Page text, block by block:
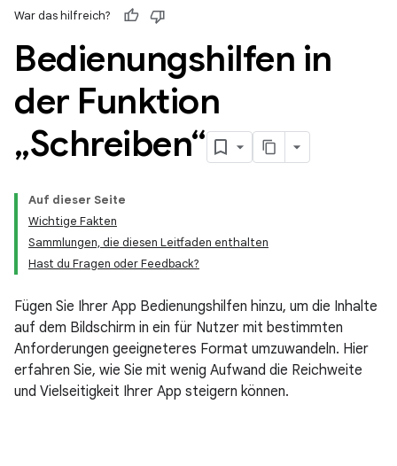
War das hilfreich?
Bedienungshilfen in
der Funktion
„Schreiben“
Auf dieser Seite
Wichtige Fakten
Sammlungen, die diesen Leitfaden enthalten
Hast du Fragen oder Feedback?
Fügen Sie Ihrer App Bedienungshilfen hinzu, um die Inhalte
auf dem Bildschirm in ein für Nutzer mit bestimmten
Anforderungen geeigneteres Format umzuwandeln. Hier
erfahren Sie, wie Sie mit wenig Aufwand die Reichweite
und Vielseitigkeit Ihrer App steigern können.